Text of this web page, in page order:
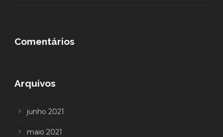
Comentários
Arquivos
junho 2021
maio 2021